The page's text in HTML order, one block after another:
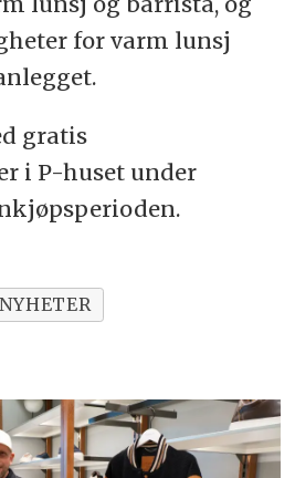
for varm lunsj
gratis
i P-huset under
NYHETER